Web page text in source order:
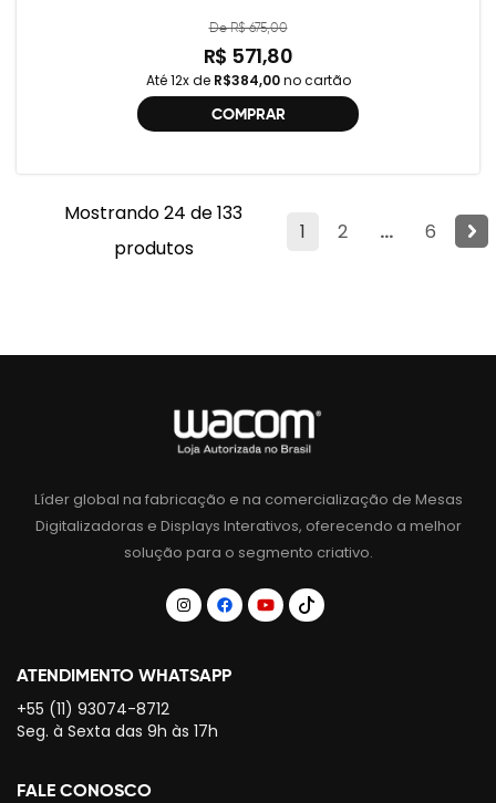
De R$ 675,00
R$ 571,80
Até 12x de R$384,00no cartão
COMPRAR
1 2 ... 6
Mostrando 24 de 133
produtos
Líder global na fabricação e na comercialização de Mesas
Digitalizadoras e Displays Interativos, oferecendo a melhor
solução para o segmento criativo.
ATENDIMENTO WHATSAPP
+55 (11) 93074-8712
Seg. à Sexta das 9h às 17h
FALE CONOSCO